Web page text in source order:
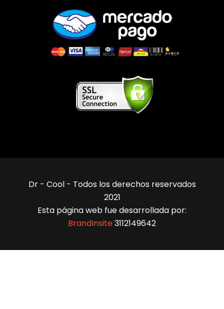
Dr - Cool - Todos los derechos reservados
2021
Esta página web fue desarrollada por:
BrandInsite3112149642